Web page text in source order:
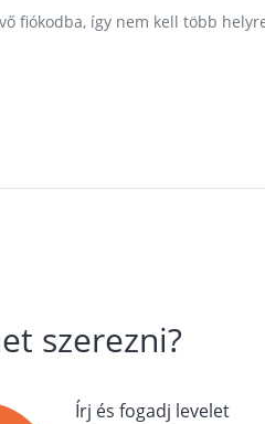
fiókodba, így nem kell több
szerezni?
Írj és fogadj levelet